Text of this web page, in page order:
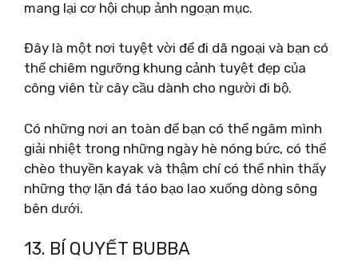
mang lại cơ hội chụp ảnh ngoạn mục.
Đây là một nơi tuyệt vời để đi dã ngoại và bạn có
thể chiêm ngưỡng khung cảnh tuyệt đẹp của
công viên từ cây cầu dành cho người đi bộ.
Có những nơi an toàn để bạn có thể ngâm mình
giải nhiệt trong những ngày hè nóng bức, có thể
chèo thuyền kayak và thậm chí có thể nhìn thấy
những thợ lặn đá táo bạo lao xuống dòng sông
bên dưới.
13. BÍ QUYẾT BUBBA